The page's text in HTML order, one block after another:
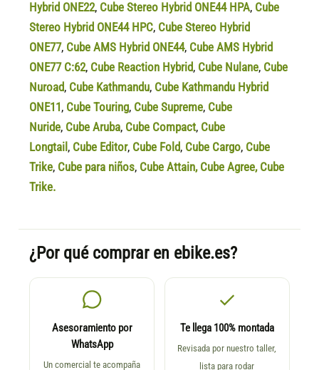
Hybrid ONE22, Cube Stereo Hybrid ONE44 HPA, Cube
Stereo Hybrid ONE44 HPC, Cube Stereo Hybrid
ONE77, Cube AMS Hybrid ONE44, Cube AMS Hybrid
ONE77 C:62, Cube Reaction Hybrid, Cube Nulane, Cube
Nuroad, Cube Kathmandu, Cube Kathmandu Hybrid
ONE11 , Cube Touring, Cube Supreme, Cube
Nuride, Cube Aruba, Cube Compact, Cube
Longtail , Cube Editor, Cube Fold, Cube Cargo, Cube
Trike, Cube para niños, Cube Attain, Cube Agree, Cube
Trike.
¿Por qué comprar en ebike.es?
Asesoramiento por
WhatsApp
Un comercial te acompaña
Te llega 100% montada
Revisada por nuestro taller,
lista para rodar